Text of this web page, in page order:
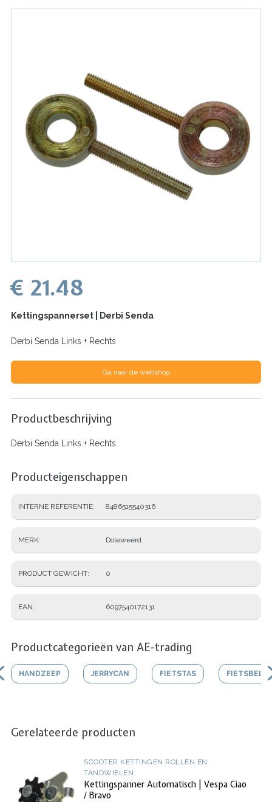
€ 21.48
Kettingspannerset | Derbi Senda
Derbi Senda Links + Rechts
Ga naar de webshop
Productbeschrijving
Derbi Senda Links + Rechts
Producteigenschappen
INTERNE REFERENTIE 8486515540316
MERK Doleweerd
PRODUCT GEWICHT 0
EAN 6097540172131
Productcategorieën van AE-trading
HANDZEEP JERRYCAN FIETSTAS FIETSBEL
Gerelateerde producten
SCOOTER KETTINGEN ROLLEN EN
TANDWIELEN
Kettingspanner Automatisch | Vespa Ciao
/ Bravo